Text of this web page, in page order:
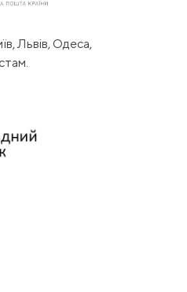
Львів, Одеса,